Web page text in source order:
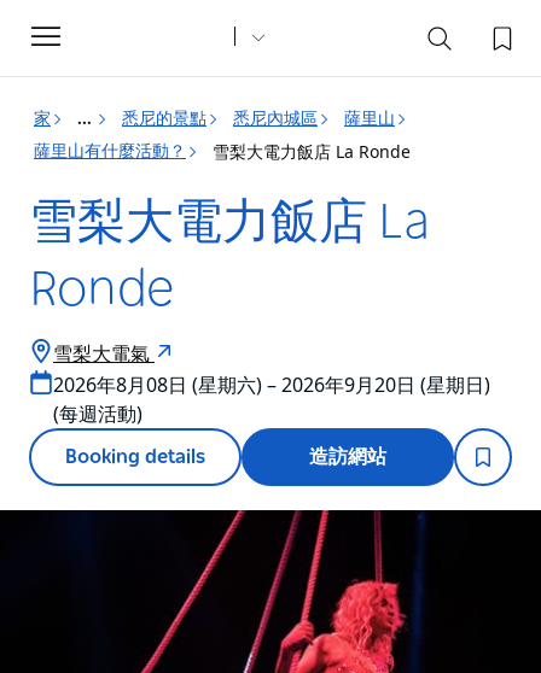
Toggle
navigation
家 ... 悉尼的景點 悉尼內城區
薩里山
薩里山有什麼活動？
雪梨大電力飯店 La Ronde
雪梨大電力飯店 La
Ronde
雪梨大電氣
2026年8月08日 (星期六) – 2026年9月20日 (星期日)
(每週活動)
Booking details 造訪網站